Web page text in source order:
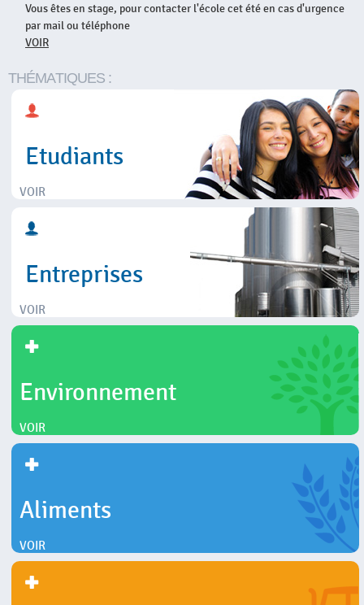
Vous êtes en stage, pour contacter l'école cet été en cas d'urgence
par mail ou téléphone
VOIR
THÉMATIQUES :
Etudiants
VOIR
Entreprises
VOIR
Environnement
VOIR
Aliments
VOIR